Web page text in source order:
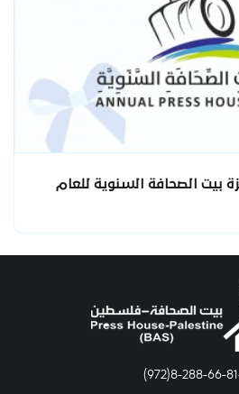
بيت الصحافة السنوية للعام
-8-